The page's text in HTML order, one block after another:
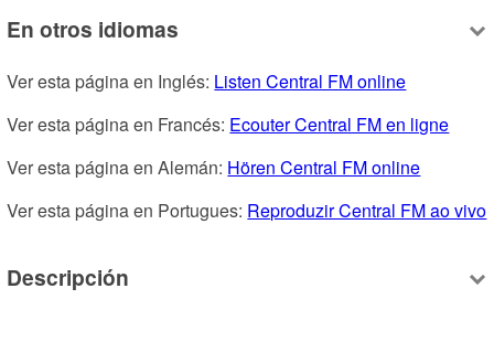
En otros idiomas
Ver esta página en Inglés: Listen Central FM online
Ver esta página en Francés: Ecouter Central FM en ligne
Ver esta página en Alemán: Hören Central FM online
Ver esta página en Portugues: Reproduzir Central FM ao vivo
Descripción